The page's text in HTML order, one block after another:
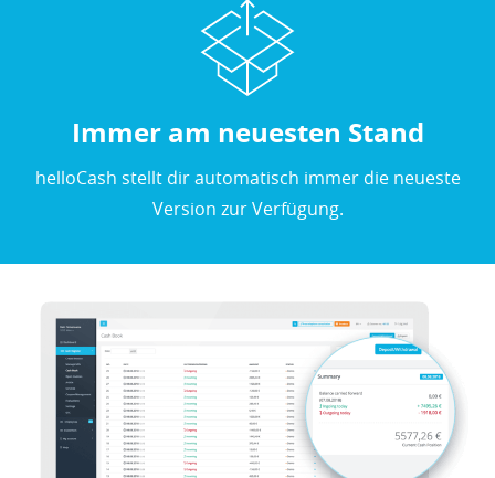
Immer am neuesten Stand
helloCash stellt dir automatisch immer die neueste
Version zur Verfügung.